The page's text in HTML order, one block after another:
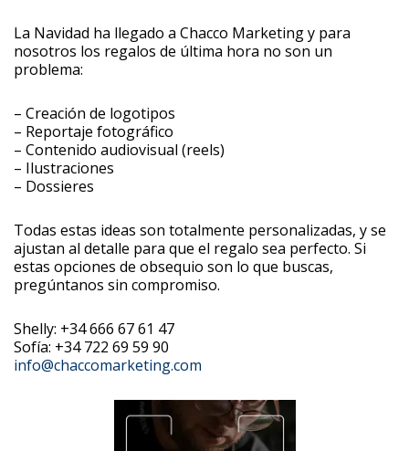
La Navidad ha llegado a Chacco Marketing y para
nosotros los regalos de última hora no son un
problema:
– Creación de logotipos
– Reportaje fotográfico
– Contenido audiovisual (reels)
– Ilustraciones
– Dossieres
Todas estas ideas son totalmente personalizadas, y se
ajustan al detalle para que el regalo sea perfecto. Si
estas opciones de obsequio son lo que buscas,
pregúntanos sin compromiso.
Shelly: +34 666 67 61 47
Sofía: +34 722 69 59 90
info@chaccomarketing.com